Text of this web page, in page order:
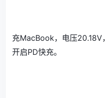
充MacBook，电压20.18V
开启PD快充。